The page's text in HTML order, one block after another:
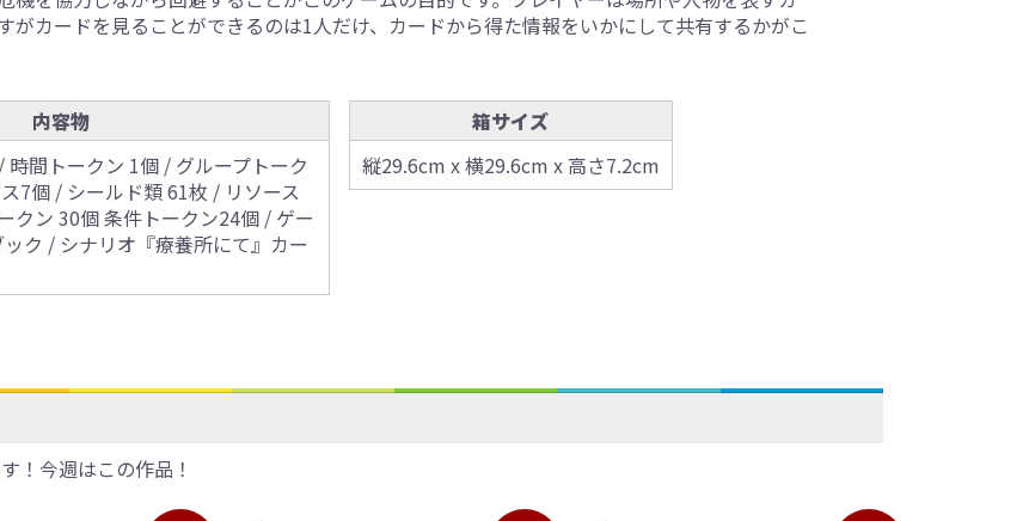
がカードを見ることができるのは1人だけ、カードから得た情報をいかにして共有するかがこ
内容物
間トークン 1個 / グループトーク
7個 / シールド類 61枚 / リソース
クン 30個 条件トークン24個 / ゲー
ク / シナリオ『療養所にて』カー
箱サイズ
縦29.6cm x 横29.6cm x 高さ7.2cm
！今週はこの作品！